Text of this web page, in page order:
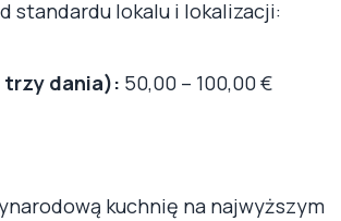
standardu lokalu i lokalizacji:
trzy dania): 50,00 – 100,00 €
kuchnię na najwyższym